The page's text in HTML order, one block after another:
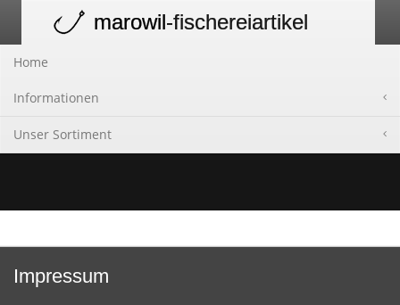
navigation
marowil-fischereiartikel
Home
Informationen
Unser Sortiment
Impressum